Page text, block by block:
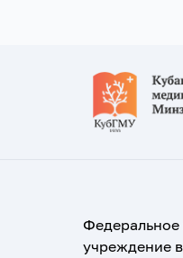
Федеральное
учреждение